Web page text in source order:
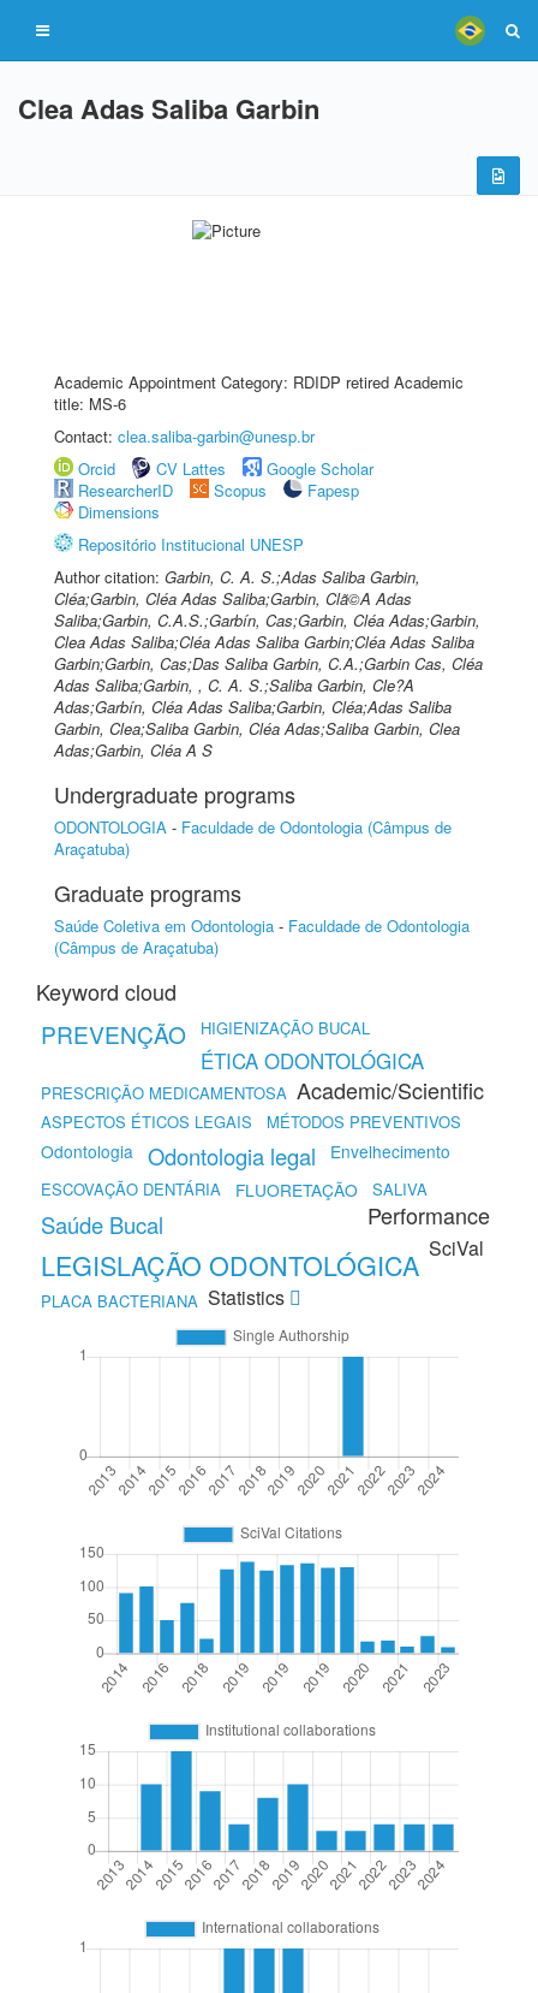
Clea Adas Saliba Garbin
Academic Appointment Category: RDIDP retired Academic
title: MS-6
Contact: clea.saliba-garbin@unesp.br
Orcid
CV Lattes
Google Scholar
ResearcherID
Scopus
Fapesp
Dimensions
Repositório Institucional UNESP
Author citation: Garbin, C. A. S.;Adas Saliba Garbin,
Cléa;Garbin, Cléa Adas Saliba;Garbin, Clã©A Adas
Saliba;Garbin, C.A.S.;Garbín, Cas;Garbin, Cléa Adas;Garbin,
Clea Adas Saliba;Cléa Adas Saliba Garbin;Cléa Adas Saliba
Garbin;Garbin, Cas;Das Saliba Garbin, C.A.;Garbin Cas, Cléa
Adas Saliba;Garbin, , C. A. S.;Saliba Garbin, Cle?A
Adas;Garbín, Cléa Adas Saliba;Garbin, Cléa;Adas Saliba
Garbin, Clea;Saliba Garbin, Cléa Adas;Saliba Garbin, Clea
Adas;Garbin, Cléa A S
Undergraduate programs
ODONTOLOGIA - Faculdade de Odontologia (Câmpus de
Araçatuba)
Graduate programs
Saúde Coletiva em Odontologia - Faculdade de Odontologia
(Câmpus de Araçatuba)
Keyword cloud
PREVENÇÃO HIGIENIZAÇÃO BUCAL
ÉTICA ODONTOLÓGICA
PRESCRIÇÃO MEDICAMENTOSA
ASPECTOS ÉTICOS LEGAIS
MÉTODOS PREVENTIVOS
Odontologia Odontologia legal Envelhecimento
ESCOVAÇÃO DENTÁRIA FLUORETAÇÃO SALIVA
Saúde Bucal
LEGISLAÇÃO ODONTOLÓGICA
PLACA BACTERIANA
Academic/Scientific
Performance
SciVal
Statistics